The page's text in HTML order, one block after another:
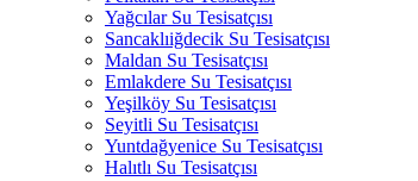
Yağcılar Su Tesisatçısı
Sancaklıiğdecik Su Tesisatçısı
Maldan Su Tesisatçısı
Emlakdere Su Tesisatçısı
Yeşilköy Su Tesisatçısı
Seyitli Su Tesisatçısı
Yuntdağyenice Su Tesisatçısı
Halıtlı Su Tesisatçısı